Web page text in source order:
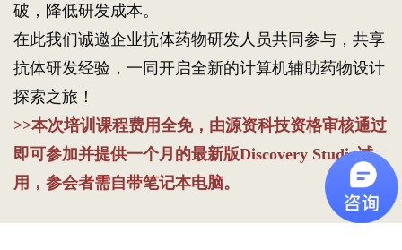
破，降低研发成本。
在此我们诚邀企业抗体药物研发人员共同参与，共享
抗体研发经验，一同开启全新的计算机辅助药物设计
探索之旅！
>>本次培训课程费用全免，由源资科技资格审核通过
即可参加并提供一个月的最新版Discovery Studio试
用，参会者需自带笔记本电脑。